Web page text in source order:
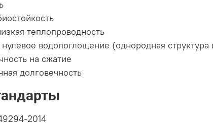
теплопроводность
водопоглощение (однородная
на сжатие
долговечность
2014